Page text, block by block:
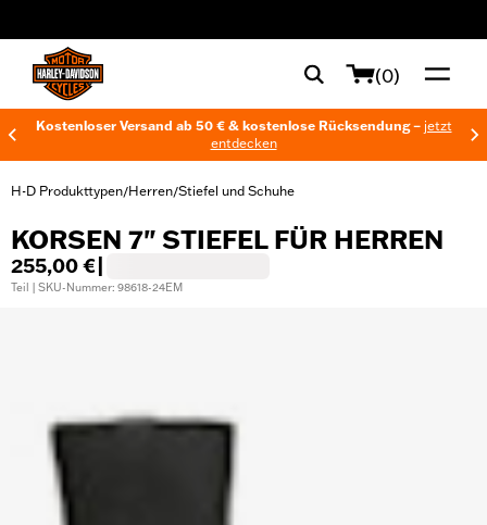
(0)
Kostenloser Versand ab 50 € & kostenlose Rücksendung – jetzt
entdecken
H-D Produkttypen/Herren/Stiefel und Schuhe
KORSEN 7" STIEFEL FÜR HERREN
255,00 €
Teil | SKU-Nummer: 98618-24EM